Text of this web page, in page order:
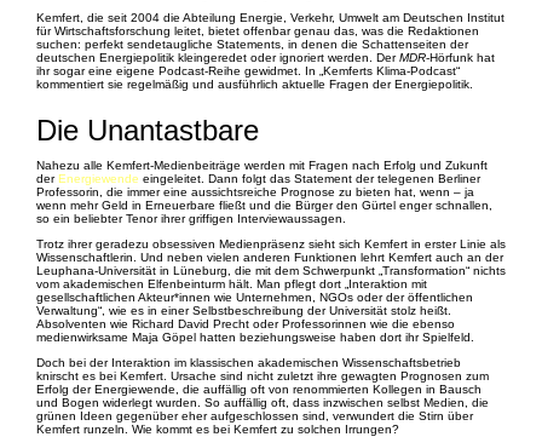
Kemfert, die seit 2004 die Abteilung Energie, Verkehr, Umwelt am Deutschen Institut
für Wirtschaftsforschung leitet, bietet offenbar genau das, was die Redaktionen
suchen: perfekt sendetaugliche Statements, in denen die Schattenseiten der
deutschen Energiepolitik kleingeredet oder ignoriert werden. DerMDR-Hörfunk hat
ihr sogar eine eigene Podcast-Reihe gewidmet. In „Kemferts Klima-Podcast“
kommentiert sie regelmäßig und ausführlich aktuelle Fragen der Energiepolitik.
Die Unantastbare
Nahezu alle Kemfert-Medienbeiträge werden mit Fragen nach Erfolg und Zukunft
derEnergiewende eingeleitet. Dann folgt das Statement der telegenen Berliner
Professorin, die immer eine aussichtsreiche Prognose zu bieten hat, wenn – ja
wenn mehr Geld in Erneuerbare fließt und die Bürger den Gürtel enger schnallen,
so ein beliebter Tenor ihrer griffigen Interviewaussagen.
Trotz ihrer geradezu obsessiven Medienpräsenz sieht sich Kemfert in erster Linie als
Wissenschaftlerin. Und neben vielen anderen Funktionen lehrt Kemfert auch an der
Leuphana-Universität in Lüneburg, die mit dem Schwerpunkt „Transformation“ nichts
vom akademischen Elfenbeinturm hält. Man pflegt dort „Interaktion mit
gesellschaftlichen Akteur*innen wie Unternehmen, NGOs oder der öffentlichen
Verwaltung“, wie es in einer Selbstbeschreibung der Universität stolz heißt.
Absolventen wie Richard David Precht oder Professorinnen wie die ebenso
medienwirksame Maja Göpel hatten beziehungsweise haben dort ihr Spielfeld.
Doch bei der Interaktion im klassischen akademischen Wissenschaftsbetrieb
knirscht es bei Kemfert. Ursache sind nicht zuletzt ihre gewagten Prognosen zum
Erfolg der Energiewende, die auffällig oft von renommierten Kollegen in Bausch
und Bogen widerlegt wurden. So auffällig oft, dass inzwischen selbst Medien, die
grünen Ideen gegenüber eher aufgeschlossen sind, verwundert die Stirn über
Kemfert runzeln. Wie kommt es bei Kemfert zu solchen Irrungen?